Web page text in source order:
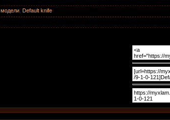
модели Default knife